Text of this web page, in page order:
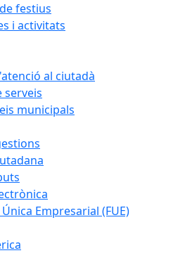
festius
i activitats
al ciutadà
serveis
municipals
Empresarial (FUE)